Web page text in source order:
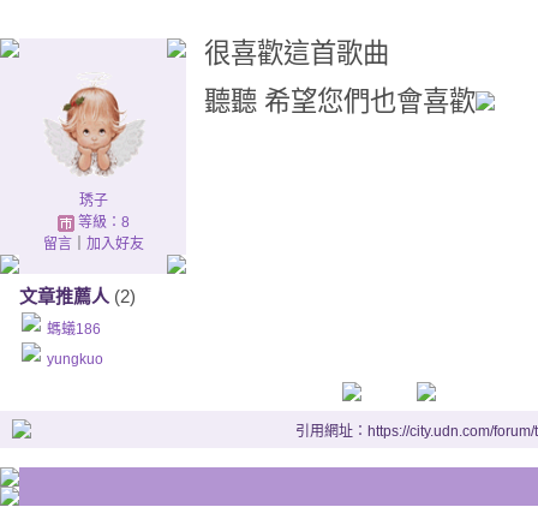
琇子
等級：8
留言｜ 加入好友
文章推薦人 (2)
螞蟻186
yungkuo
很喜歡這首歌曲
聽聽 希望您們也會喜歡
引用網址：https://city.udn.com/